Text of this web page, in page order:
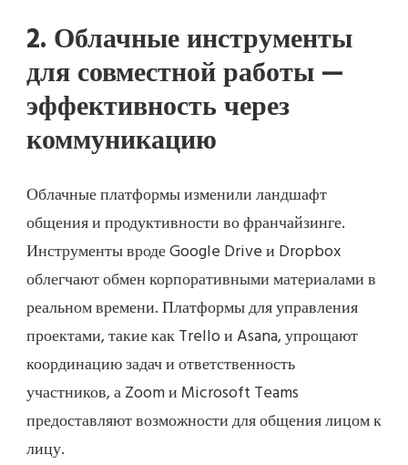
2. Облачные инструменты
для совместной работы —
эффективность через
коммуникацию
Облачные платформы изменили ландшафт
общения и продуктивности во франчайзинге.
Инструменты вроде Google Drive и Dropbox
облегчают обмен корпоративными материалами в
реальном времени. Платформы для управления
проектами, такие как Trello и Asana, упрощают
координацию задач и ответственность
участников, а Zoom и Microsoft Teams
предоставляют возможности для общения лицом к
лицу.